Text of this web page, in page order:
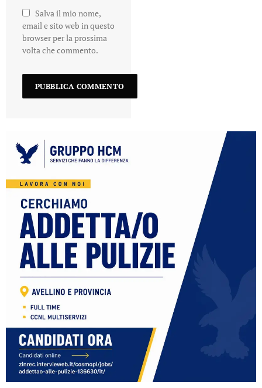
Salva il mio nome,
email e sito web in questo
browser per la prossima
volta che commento.